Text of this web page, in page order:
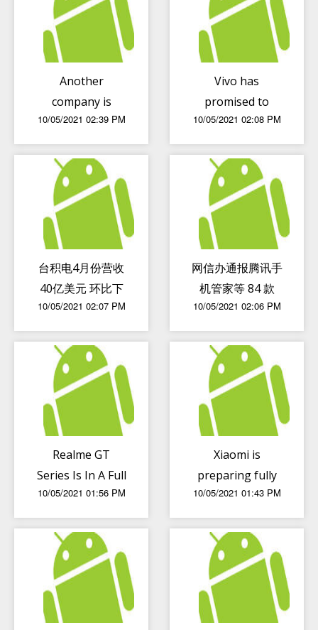
Another
company is
leaving the
smartphone
market
10/05/2021 02:39 PM
Vivo has
promised to
release updates
for flagship
smartphones for
three years
10/05/2021 02:08 PM
台积电4月份营收
40亿美元 环比下
滑但同比仍有大幅
增长
10/05/2021 02:07 PM
网信办通报腾讯手
机管家等 84 款
App 违法违规收
集使用个人信息情
况
10/05/2021 02:06 PM
Realme GT
Series Is In A Full
Stock Despite
Rumors Of Its
Short Supply
10/05/2021 01:56 PM
Xiaomi is
preparing fully
wireless noise
canceling
headphones
10/05/2021 01:43 PM